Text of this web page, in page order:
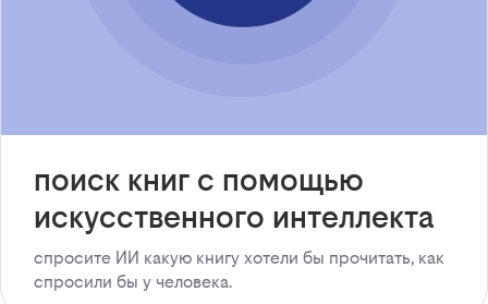
поиск книг с помощью
искусственного интеллекта
спросите ИИ какую книгу хотели бы прочитать, как
спросили бы у человека.